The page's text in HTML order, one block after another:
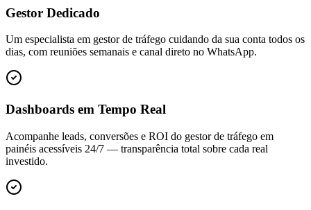
Gestor Dedicado
Um especialista em gestor de tráfego cuidando da sua conta todos os
dias, com reuniões semanais e canal direto no WhatsApp.
Dashboards em Tempo Real
Acompanhe leads, conversões e ROI do gestor de tráfego em
painéis acessíveis 24/7 — transparência total sobre cada real
investido.